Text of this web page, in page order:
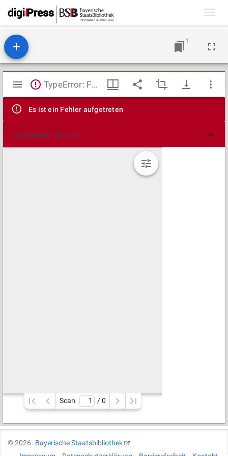
1
Mirador
Viewer
TypeError: Failed to fetch
Es ist ein Fehler aufgetreten
Technische Details
Scan / 0
©2026
Bayerische Staatsbibliothek